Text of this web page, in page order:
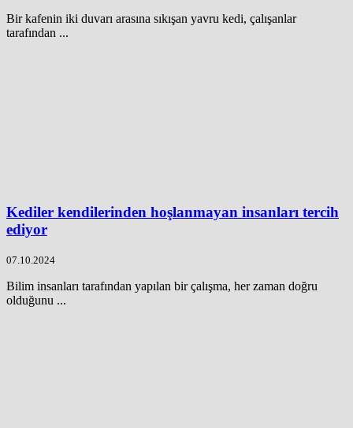
Bir kafenin iki duvarı arasına sıkışan yavru kedi, çalışanlar
tarafından ...
Kediler kendilerinden hoşlanmayan insanları tercih
ediyor
07.10.2024
Bilim insanları tarafından yapılan bir çalışma, her zaman doğru
olduğunu ...